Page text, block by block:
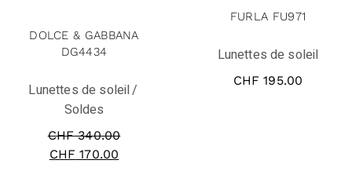
DOLCE & GABBANA
DG4434
Lunettes de soleil
Soldes
CHF340.00
CHF 170.00
FURLA FU971
Lunettes de soleil
CHF 195.00